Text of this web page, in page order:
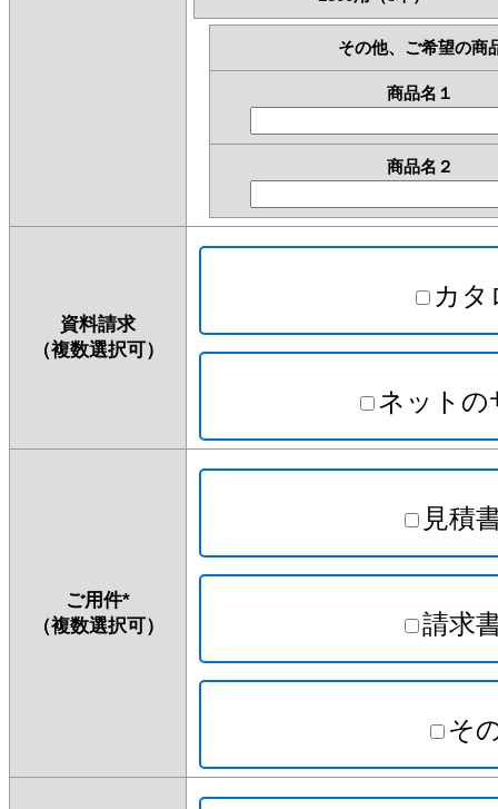
その他、ご希望の商
商品名１
商品名２
資料請求
（複数選択可）
カタ
ネットの
ご用件*
（複数選択可）
見積
請求
そ